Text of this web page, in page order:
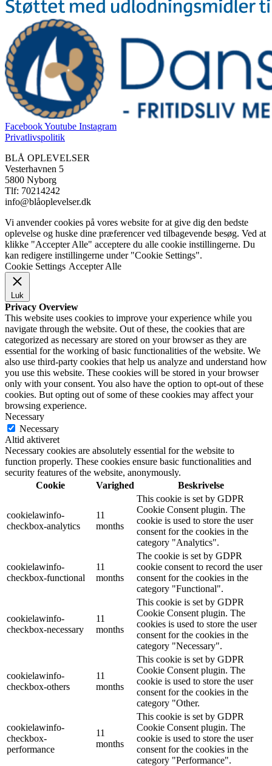
FacebookYoutube Instagram
Privatlivspolitik
BLÅ OPLEVELSER
Vesterhavnen 5
5800 Nyborg
Tlf: 70214242
info@blåoplevelser.dk
Vi anvender cookies på vores website for at give dig den bedste
oplevelse og huske dine præferencer ved tilbagevende besøg. Ved at
klikke "Accepter Alle" acceptere du alle cookie instillingerne. Du
kan redigere instillingerne under "Cookie Settings".
Cookie Settings Accepter Alle
Luk
Privacy Overview
This website uses cookies to improve your experience while you
navigate through the website. Out of these, the cookies that are
categorized as necessary are stored on your browser as they are
essential for the working of basic functionalities of the website. We
also use third-party cookies that help us analyze and understand how
you use this website. These cookies will be stored in your browser
only with your consent. You also have the option to opt-out of these
cookies. But opting out of some of these cookies may affect your
browsing experience.
Necessary
Necessary
Altid aktiveret
Necessary cookies are absolutely essential for the website to
function properly. These cookies ensure basic functionalities and
security features of the website, anonymously.
Cookie
Varighed Beskrivelse
cookielawinfo-
checkbox-analytics
11
months
This cookie is set by GDPR
Cookie Consent plugin. The
cookie is used to store the user
consent for the cookies in the
category "Analytics".
cookielawinfo-
checkbox-functional
11
months
The cookie is set by GDPR
cookie consent to record the user
consent for the cookies in the
category "Functional".
cookielawinfo-
checkbox-necessary
11
months
This cookie is set by GDPR
Cookie Consent plugin. The
cookies is used to store the user
consent for the cookies in the
category "Necessary".
cookielawinfo-
checkbox-others
11
months
This cookie is set by GDPR
Cookie Consent plugin. The
cookie is used to store the user
consent for the cookies in the
category "Other.
cookielawinfo-
checkbox-
performance
11
months
This cookie is set by GDPR
Cookie Consent plugin. The
cookie is used to store the user
consent for the cookies in the
category "Performance".